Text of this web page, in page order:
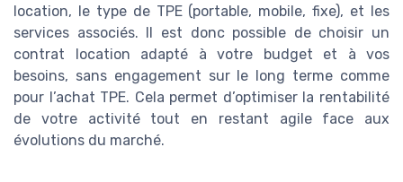
location, le type de TPE (portable, mobile, fixe), et les
services associés. Il est donc possible de choisir un
contrat location adapté à votre budget et à vos
besoins, sans engagement sur le long terme comme
pour l’achat TPE. Cela permet d’optimiser la rentabilité
de votre activité tout en restant agile face aux
évolutions du marché.